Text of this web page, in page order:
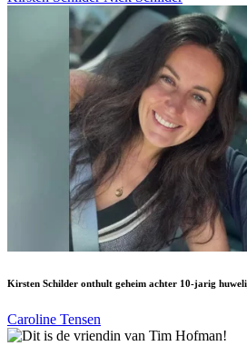
Kirsten Schilder onthult geheim achter 10-jarig
Caroline Tensen